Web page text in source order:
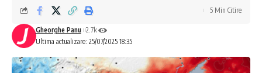
Ultima actualizare: 25/07/2025 18:35
Gheorghe Panu 2.7k
5 Min Citire